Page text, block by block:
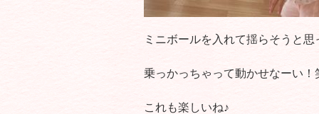
ミニボールを入れて揺らそうと
乗っかっちゃって動かせなーい！
これも楽しいね♪